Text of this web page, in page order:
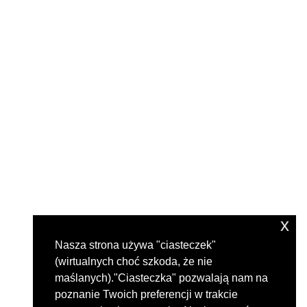
Nasza strona używa "ciasteczek"
(wirtualnych choć szkoda, że nie
maślanych)."Ciasteczka" pozwalają nam na
poznanie Twoich preferencji w trakcie
x